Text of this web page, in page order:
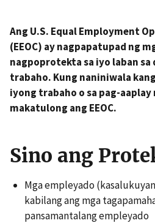
Ang U.S. Equal Employment
(EEOC) ay nagpapatupad ng
nagpoprotekta sa iyo laban
trabaho. Kung naniniwala
iyong trabaho o sa pag-
makatulong ang EEOC.
Sino ang
Mga empleyado
kabilang ang mga
pansamantalang empleyado